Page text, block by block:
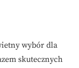
wybór dla
skutecznych